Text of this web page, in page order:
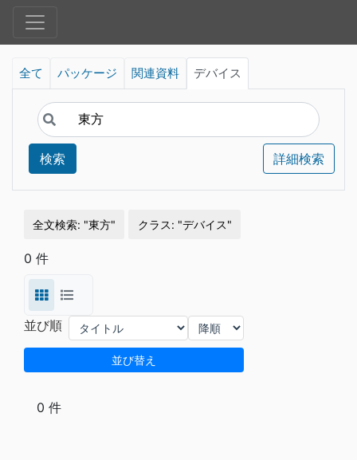
全て パッケージ 関連資料 デバイス
検索 詳細検索
全文検索 東方 クラス デバイス
0 件
並び順
並び替え
0 件